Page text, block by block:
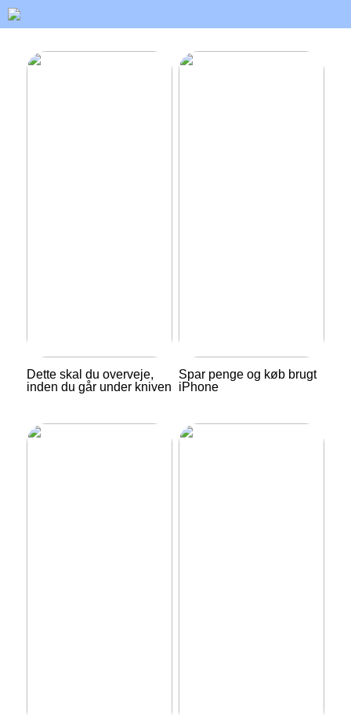
Dette skal du overveje,
inden du går under kniven
Spar penge og køb brugt
iPhone